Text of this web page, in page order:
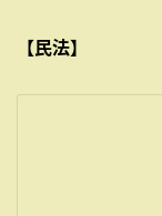
【民法】